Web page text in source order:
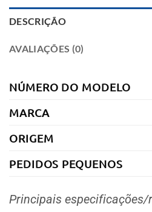
DESCRIÇÃO
AVALIAÇÕES (0)
NÚMERO DO MODELO
MARCA
ORIGEM
PEDIDOS PEQUENOS
Principais especificações/